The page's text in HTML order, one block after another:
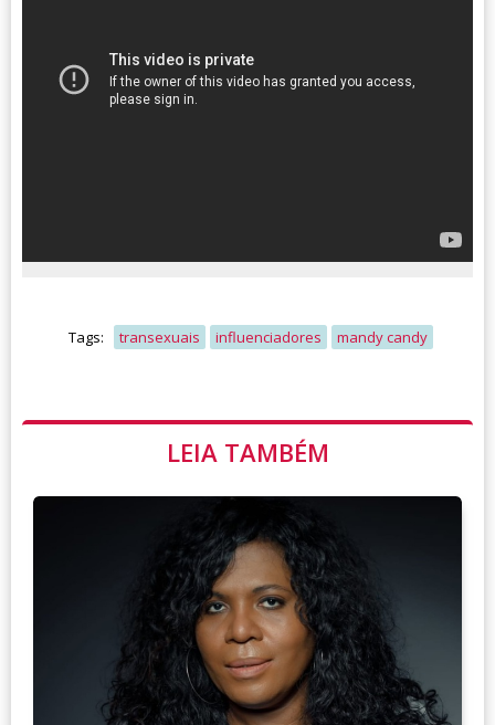
Tags: transexuais influenciadores mandy candy
LEIA TAMBÉM